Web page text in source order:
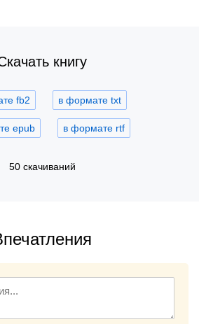
книгу
fb2 в формате txt
epub в формате rtf
50 скачиваний